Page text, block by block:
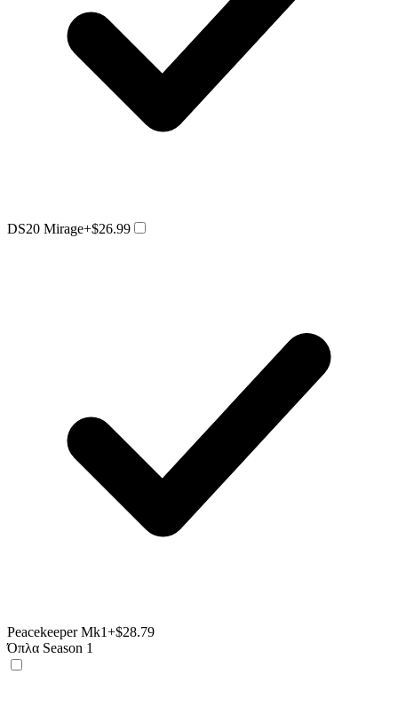
DS20 Mirage+$26.99
Peacekeeper Mk1+$28.79
Όπλα Season 1